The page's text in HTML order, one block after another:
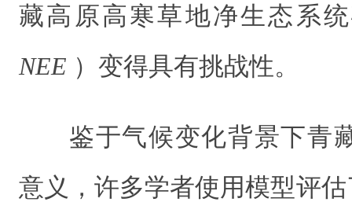
藏高原高寒草地净生态系
NEE ） 变得具有挑战性。
鉴于气候变化背景下青
意义，许多学者使用模型评